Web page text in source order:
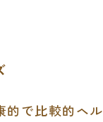
的で比較的ヘル